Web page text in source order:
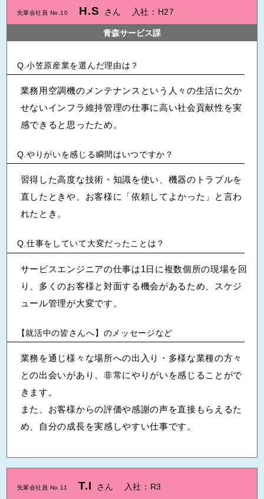
先輩会社員 No.10 H.S さん 入社：H27
青森サービス課
小笠原産業を選んだ理由は？
業務用空調機のメンテナンスという人々の生活に欠か
せないインフラ維持管理の仕事に高い社会貢献性を実
感できると思ったため。
やりがいを感じる瞬間はいつですか？
習得した高度な技術・知識を使い、機器のトラブルを
直したときや、お客様に「依頼してよかった」と言わ
れたとき。
仕事をしていて大変だったことは？
サービスエンジニアの仕事は1日に複数個所の現場を回
り、多くのお客様と対面する機会があるため、スケジ
ュール管理が大変です。
【就活中の皆さんへ】のメッセージなど
業務を通じ様々な場所への出入り・多様な業種の方々
との出会いがあり、非常にやりがいを感じることがで
きます。
また、お客様からの評価や感謝の声を直接もらえるた
め、自分の成長を実感しやすい仕事です。
先輩会社員 No.11 T.I さん 入社：R3